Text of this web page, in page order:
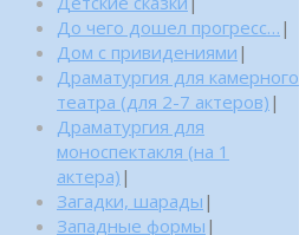
До чего дошел прогресс… |
Дом с привидениями |
Драматургия для камерного
театра (для 2-7 актеров) |
Драматургия для
моноспектакля (на 1
актера) |
Загадки, шарады |
Западные формы |